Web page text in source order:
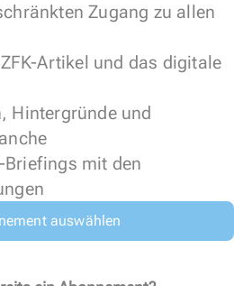
Zugang zu allen
Artikel und das digitale
Hintergründe und
mit den
auswählen